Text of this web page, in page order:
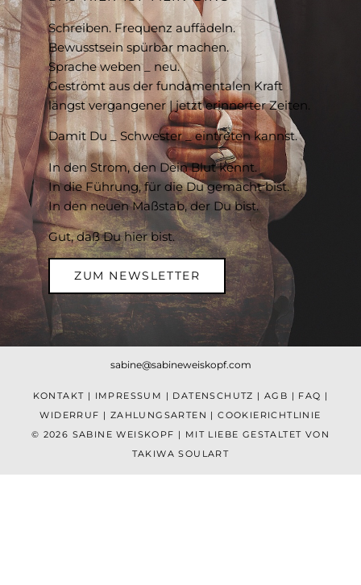
Schreiben. Frequenz auffädeln.
Bewusstsein spürbar machen.
Sprache weben _ neu.
Geströmt aus der fundamentalen Kraft
längst vergangener | jetzt erinnerter Zeiten.
Damit Du _ Schwester _ eintreten kannst.
In den Strom, den Dein Blut kennt.
In die Führung, für die Du gemacht bist.
In den neuen Maßstab, der Du bist.
Gut, daß Du hier bist.
ZUM NEWSLETTER
sabine@sabineweiskopf.com
KONTAKT | IMPRESSUM | DATENSCHUTZ | AGB | FAQ |
WIDERRUF | ZAHLUNGSARTEN |COOKIERICHTLINIE
© 2026 SABINE WEISKOPF | MIT LIEBE GESTALTET VON
TAKIWA SOULART